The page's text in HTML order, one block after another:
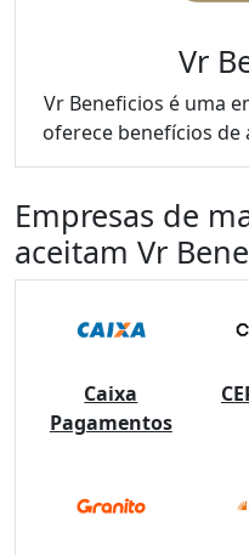
Vr
Vr Beneficios é uma
oferece benefícios de
Empresas de
aceitam Vr
Caixa
Pagamentos